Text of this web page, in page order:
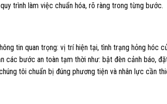
trình làm việc chuẩn hóa, rõ ràng trong từng bước.
tin quan trọng: vị trí hiện tại, tình trạng hỏng hóc
các bước an toàn tạm thời như: bật đèn cảnh báo,
tôi chuẩn bị đúng phương tiện và nhân lực cần